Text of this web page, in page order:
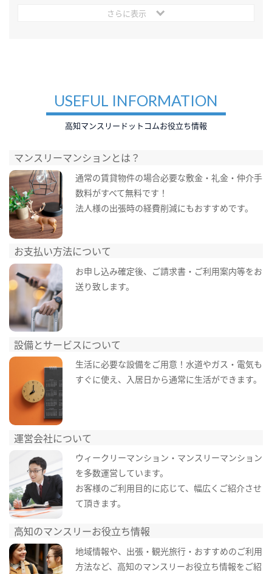
さらに表示
USEFUL INFORMATION
高知マンスリードットコムお役立ち情報
マンスリーマンションとは？
通常の賃貸物件の場合必要な敷金・礼金・仲介手
数料がすべて無料です！
法人様の出張時の経費削減にもおすすめです。
お支払い方法について
お申し込み確定後、ご請求書・ご利用案内等をお
送り致します。
設備とサービスについて
生活に必要な設備をご用意！水道やガス・電気も
すぐに使え、入居日から通常に生活ができます。
運営会社について
ウィークリーマンション・マンスリーマンション
を多数運営しています。
お客様のご利用目的に応じて、幅広くご紹介させ
て頂きます。
高知のマンスリーお役立ち情報
地域情報や、出張・観光旅行・おすすめのご利用
方法など、高知のマンスリーお役立ち情報をご紹